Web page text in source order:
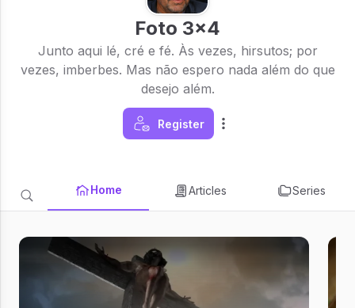
Foto 3x4
Junto aqui lé, cré e fé. Às vezes, hirsutos; por
vezes, imberbes. Mas não espero nada além do que
desejo além.
Register
Home Articles Series